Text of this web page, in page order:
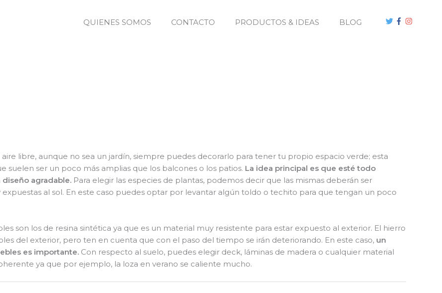
QUIENES SOMOS CONTACTO PRODUCTOS & IDEAS BLOG
libre, aunque no sea un jardín, siempre puedes decorarlo para tener tu propio espacio verde; esta
suelen ser un poco más amplias que los balcones o los patios. La idea principal es que esté todo
agradable. Para elegir las especies de plantas, podemos decir que las mismas deberán ser
al sol. En este caso puedes optar por levantar algún toldo o techito para que tengan un poco
son los de resina sintética ya que es un material muy resistente para estar expuesto al exterior. El hierro
del exterior, pero ten en cuenta que con el paso del tiempo se irán deteriorando. En este caso, un
es importante. Con respecto al suelo, puedes elegir deck, láminas de madera o cualquier material
ya que por ejemplo, la loza en verano se caliente mucho.